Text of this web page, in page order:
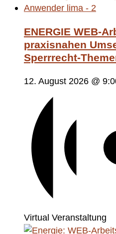
ENERGIE WEB-
praxisnahen
Sperrrecht-
12. August 2026 @
Virtual Veranstaltung